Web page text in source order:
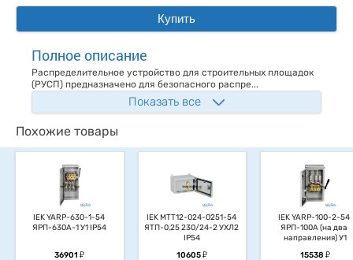
Купить
Полное описание
Распределительное устройство для строительных площадок
(РУСП) предназначено для безопасного распре...
Показать все
Похожие товары
IEK YARP-630-1-54
ЯРП-630А-1 У1 IP54
36901у
IEK MTT12-024-0251-54
ЯТП-0,25 230/24-2 УХЛ2
IP54
10605у
IEK YARP-100-2-54
ЯРП-100А (на два
направления) У1
15538 у